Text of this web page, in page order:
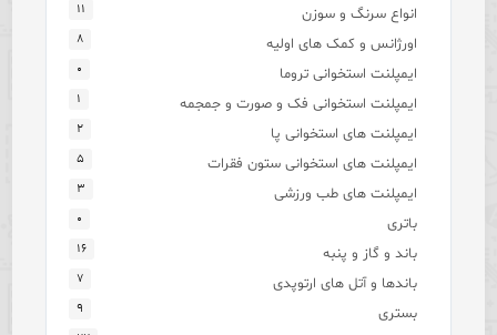
انواع سرنگ و سوزن ۱۱
اورژانس و کمک های اولیه ۸
ایمپلنت استخوانی تروما ۰
ایمپلنت استخوانی فک و صورت و جمجمه ۱
ایمپلنت های استخوانی پا ۲
ایمپلنت های استخوانی ستون فقرات ۵
ایمپلنت های طب ورزشی ۳
باتری ۰
باند و گاز و پنبه ۱۶
باندها و آتل های ارتوپدی ۷
بستری ۹